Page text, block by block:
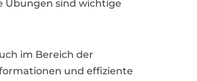
Übungen sind wichtige
im Bereich der
und effiziente